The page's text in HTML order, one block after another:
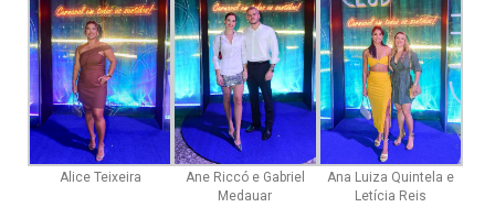
Alice Teixeira
Ane Riccó e Gabriel
Medauar
Ana Luiza Quintela e
Letícia Reis